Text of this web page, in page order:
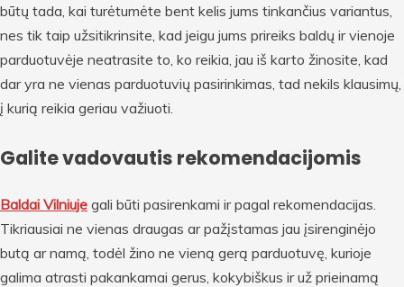
būtų tada, kai turėtumėte bent kelis jums tinkančius variantus,
nes tik taip užsitikrinsite, kad jeigu jums prireiks baldų ir vienoje
parduotuvėje neatrasite to, ko reikia, jau iš karto žinosite, kad
dar yra ne vienas parduotuvių pasirinkimas, tad nekils klausimų,
į kurią reikia geriau važiuoti.
Galite vadovautis rekomendacijomis
Baldai Vilniuje gali būti pasirenkami ir pagal rekomendacijas.
Tikriausiai ne vienas draugas ar pažįstamas jau įsirenginėjo
butą ar namą, todėl žino ne vieną gerą parduotuvę, kurioje
galima atrasti pakankamai gerus, kokybiškus ir už prieinamą